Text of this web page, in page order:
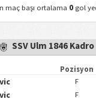
maç başı ortalama 0 gol
SSV Ulm 1846 Kadro
Pozisyon
F
F